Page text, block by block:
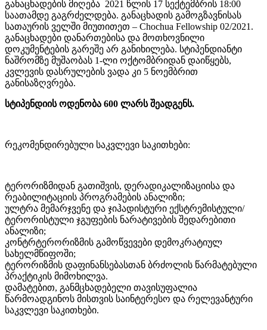
განაცხადების მიღება 2021 წლის 17 სექტემბრის 18:00
საათამდე გაგრძელდება. განაცხადის გამოგზავნისას
სათაურის ველში მიუთითეთ – Chochua Fellowship 02/2021.
განაცხადები დანართებისა და მოთხოვნილი
დოკუმენტების გარეშე არ განიხილება. სტიპენდიანტი
ნაშრომზე მუშაობას 1-ლი ოქტომბრიდან დაიწყებს,
კვლევის დასრულების ვადა კი 5 ნოემბრით
განისაზღვრება.
სტიპენდიის ოდენობა 600 ლარს შეადგენს.
რეკომენდირებული საკვლევი საკითხები:
ტერორიზმიდან გათიშვის, დერადიკალიზაციისა და
რეაბილიტაციის პროგრამების ანალიზი;
ულტრა მემარჯვენე და ჯიჰადისტური ექსტრემისტული/
ტერორისტული ჯგუფების ნარატივების შედარებითი
ანალიზი;
კონტრტერორიზმის გამოწვევები დემოკრატიულ
სახელმწიფოში;
ტერორიზმის დაფინანსებასთან ბრძოლის წარმატებული
პრაქტიკის მიმოხილვა.
დამატებით, განმცხადებელი თავისუფალია
წარმოადგინოს მისთვის საინტერესო და რელევანტური
საკვლევი საკითხები.